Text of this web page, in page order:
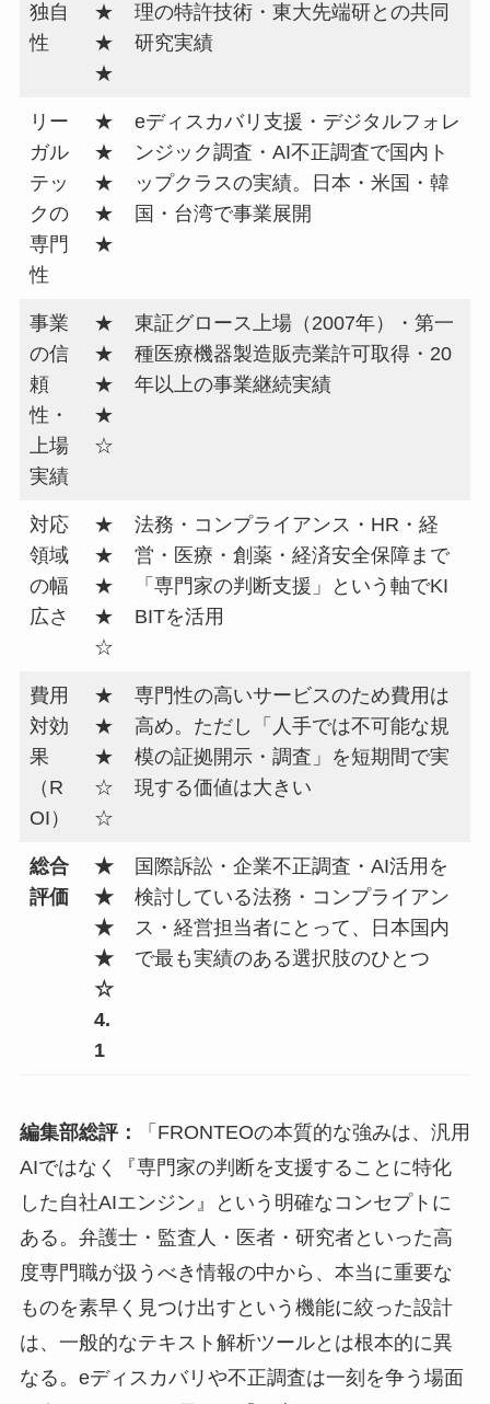
独自
性
★
★
★
理の特許技術・東大先端研との共同
研究実績
リー
ガル
テッ
クの
専門
性
★
★
★
★
★
eディスカバリ支援・デジタルフォレ
ンジック調査・AI不正調査で国内ト
ップクラスの実績。日本・米国・韓
国・台湾で事業展開
事業
の信
頼
性・
上場
実績
★
★
★
★
☆
東証グロース上場（2007年）・第一
種医療機器製造販売業許可取得・20
年以上の事業継続実績
対応
領域
の幅
広さ
★
★
★
★
☆
法務・コンプライアンス・HR・経
営・医療・創薬・経済安全保障まで
「専門家の判断支援」という軸でKI
BITを活用
費用
対効
果
（R
OI）
★
★
★
☆
☆
専門性の高いサービスのため費用は
高め。ただし「人手では不可能な規
模の証拠開示・調査」を短期間で実
現する価値は大きい
総合
評価
★
★
★
★
☆
4.
1
国際訴訟・企業不正調査・AI活用を
検討している法務・コンプライアン
ス・経営担当者にとって、日本国内
で最も実績のある選択肢のひとつ
編集部総評：
「FRONTEOの本質的な強みは、汎用
AIではなく『専門家の判断を支援することに特化
した自社AIエンジン』という明確なコンセプトに
ある。弁護士・監査人・医者・研究者といった高
度専門職が扱うべき情報の中から、本当に重要な
ものを素早く見つけ出すという機能に絞った設計
は、一般的なテキスト解析ツールとは根本的に異
なる。eディスカバリや不正調査は一刻を争う場面